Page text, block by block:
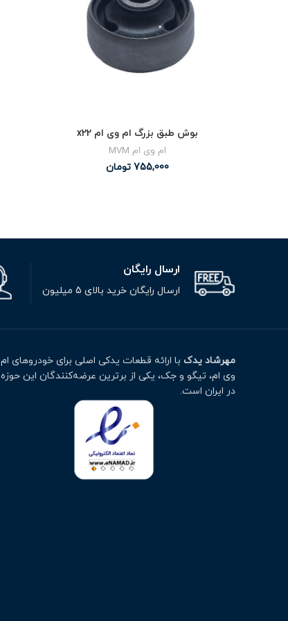
بوش طبق بزرگ ام وی ام x22
ام وی ام MVM
755,000 تومان
ارسال رایگان
ارسال رایگان خرید بالای 5 میلیون
مهرشاد یدک با ارائه قطعات یدکی اصلی برای خودروهای ام
وی ام، تیگو و جک، یکی از برترین عرضه‌کنندگان این حوزه
در ایران است.